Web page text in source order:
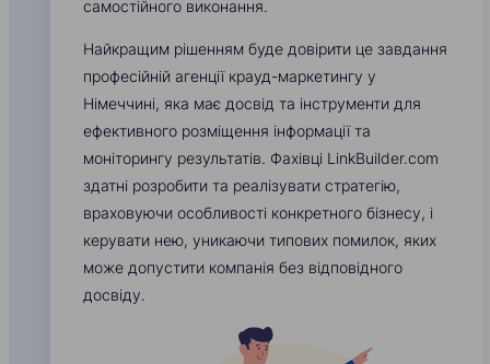
самостійного виконання.
Найкращим рішенням буде довірити це завдання
професійній агенції крауд-маркетингу у
Німеччині, яка має досвід та інструменти для
ефективного розміщення інформації та
моніторингу результатів. Фахівці LinkBuilder.com
здатні розробити та реалізувати стратегію,
враховуючи особливості конкретного бізнесу, і
керувати нею, уникаючи типових помилок, яких
може допустити компанія без відповідного
досвіду.